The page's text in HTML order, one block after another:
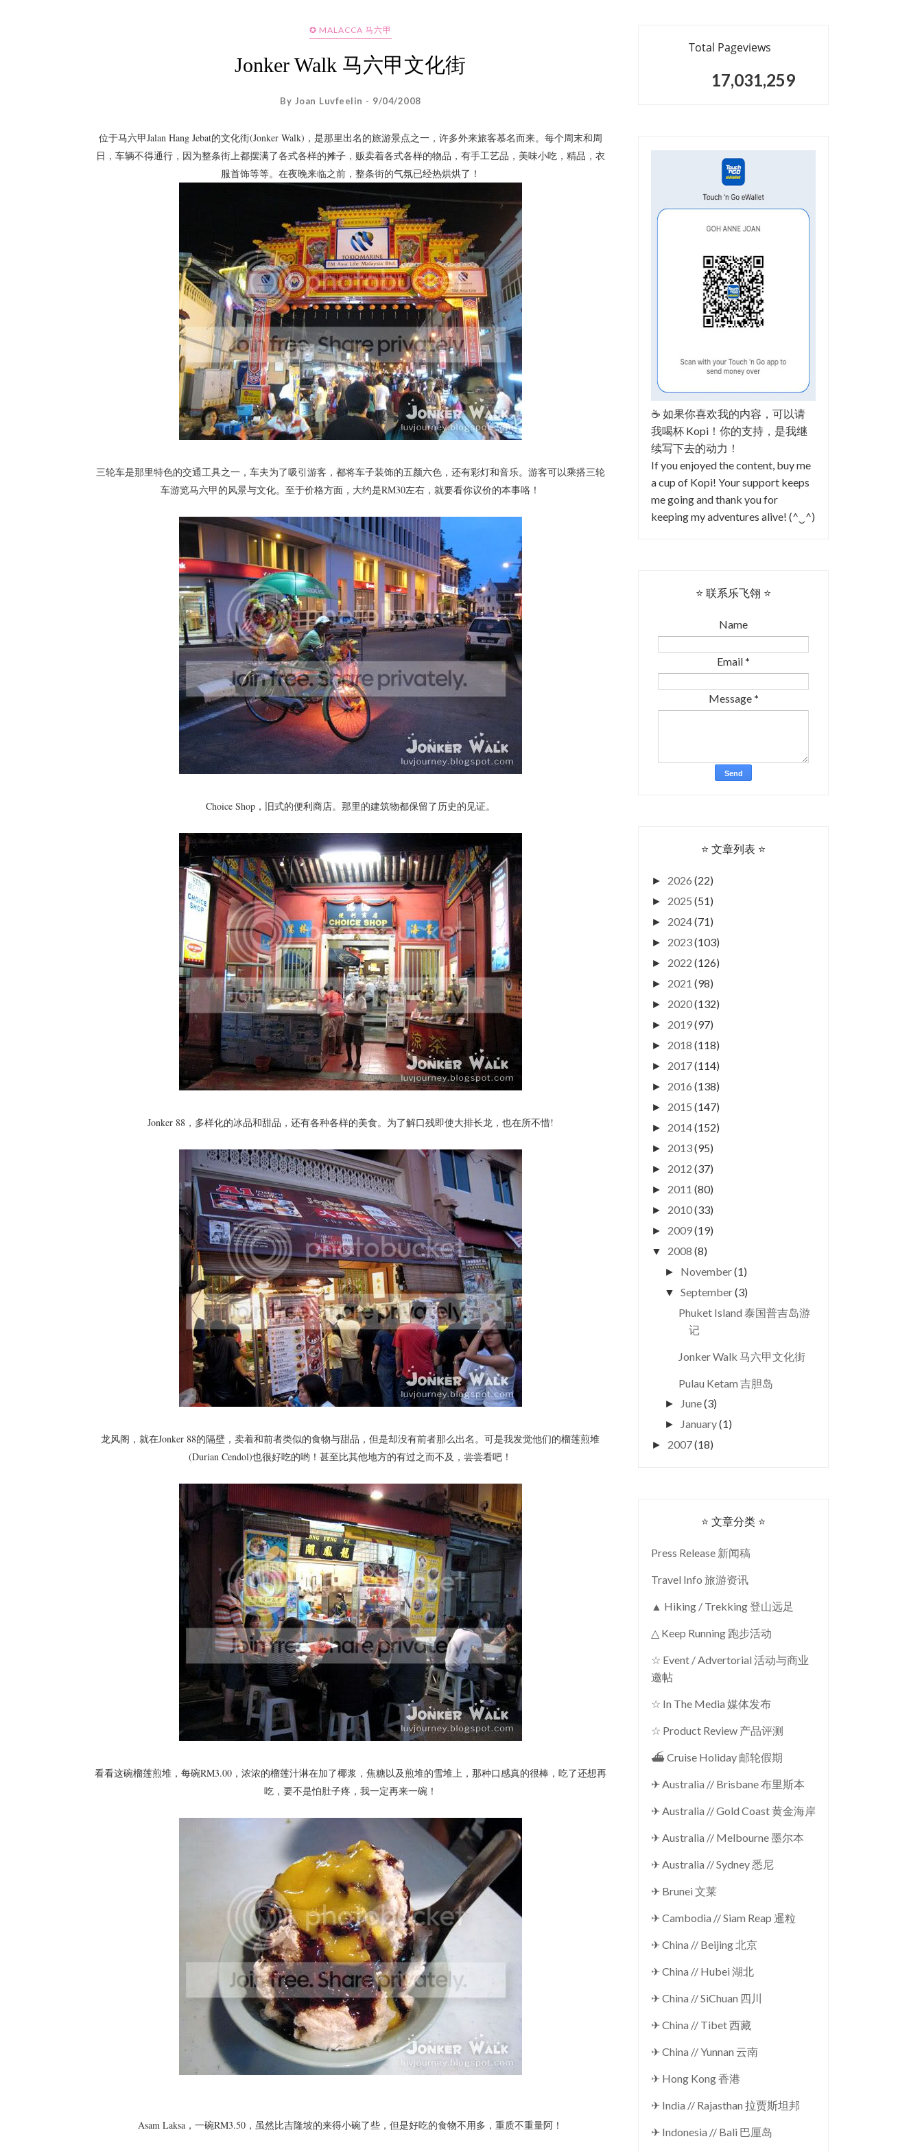
✪ MALACCA 马六甲
Jonker Walk 马六甲文化街
By Joan Luvfeelin - 9/04/2008
位于马六甲Jalan Hang Jebat的文化街(Jonker Walk)，是那里出名的旅游景点之一，许多外来旅客慕名而来。每个周末和周
日，车辆不得通行，因为整条街上都摆满了各式各样的摊子，贩卖着各式各样的物品，有手工艺品，美味小吃，精品，衣
服首饰等等。在夜晚来临之前，整条街的气氛已经热烘烘了！
三轮车是那里特色的交通工具之一，车夫为了吸引游客，都将车子装饰的五颜六色，还有彩灯和音乐。游客可以乘搭三轮
车游览马六甲的风景与文化。至于价格方面，大约是RM30左右，就要看你议价的本事咯！
Choice Shop，旧式的便利商店。那里的建筑物都保留了历史的见证。
Jonker 88，多样化的冰品和甜品，还有各种各样的美食。为了解口残即使大排长龙，也在所不惜!
龙风阁，就在Jonker 88的隔壁，卖着和前者类似的食物与甜品，但是却没有前者那么出名。可是我发觉他们的榴莲煎堆
(Durian Cendol)也很好吃的哟！甚至比其他地方的有过之而不及，尝尝看吧！
看看这碗榴莲煎堆，每碗RM3.00，浓浓的榴莲汁淋在加了椰浆，焦糖以及煎堆的雪堆上，那种口感真的很棒，吃了还想再
吃，要不是怕肚子疼，我一定再来一碗！
Asam Laksa，一碗RM3.50，虽然比吉隆坡的来得小碗了些，但是好吃的食物不用多，重质不重量阿！
Total Pageviews
17,031,259
☕ 如果你喜欢我的内容，可以请
我喝杯 Kopi！你的支持，是我继
续写下去的动力！
If you enjoyed the content, buy me
a cup of Kopi! Your support keeps
me going and thank you for
keeping my adventures alive! (^‿^)
⭐ 联系乐飞翎 ⭐
Name
Email *
Message *
⭐ 文章列表 ⭐
► 2026 (22)
► 2025 (51)
► 2024(71)
► 2023(103)
► 2022 (126)
► 2021 (98)
► 2020(132)
► 2019(97)
► 2018 (118)
► 2017(114)
► 2016 (138)
► 2015 (147)
► 2014(152)
► 2013(95)
► 2012 (37)
► 2011 (80)
► 2010(33)
► 2009(19)
▼ 2008 (8)
► November(1)
▼September(3)
Phuket Island 泰国普吉岛游
记
Jonker Walk 马六甲文化街
Pulau Ketam 吉胆岛
► June(3)
► January(1)
► 2007(18)
⭐ 文章分类 ⭐
Press Release 新闻稿
Travel Info 旅游资讯
▲ Hiking / Trekking 登山远足
△ Keep Running 跑步活动
☆ Event / Advertorial 活动与商业
邀帖
☆ In The Media 媒体发布
☆ Product Review 产品评测
⛴ Cruise Holiday 邮轮假期
✈ Australia // Brisbane 布里斯本
✈ Australia // Gold Coast 黄金海岸
✈ Australia // Melbourne 墨尔本
✈ Australia // Sydney 悉尼
✈ Brunei 文莱
✈ Cambodia // Siam Reap 暹粒
✈ China // Beijing 北京
✈ China // Hubei 湖北
✈ China // SiChuan 四川
✈ China // Tibet 西藏
✈ China // Yunnan 云南
✈ Hong Kong 香港
✈ India // Rajasthan 拉贾斯坦邦
✈ Indonesia // Bali 巴厘岛